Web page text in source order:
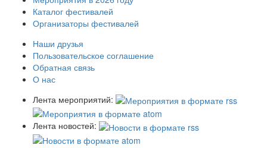
Каталог фестивалей
Организаторы фестивалей
Наши друзья
Пользовательское соглашение
Обратная связь
О нас
Лента мероприятий:
Лента новостей: